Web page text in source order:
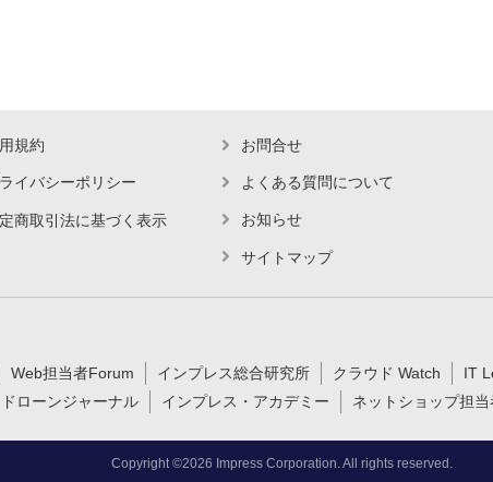
規約
イバシーポリシー
商取引法に基づく表示
お問合せ
よくある質問について
お知らせ
サイトマップ
Web担当者Forum インプレス総合研究所 クラウド Watch IT
ドローンジャーナル インプレス・アカデミー ネットショップ担
Copyright ©2026 Impress Corporation. All rights reserved.